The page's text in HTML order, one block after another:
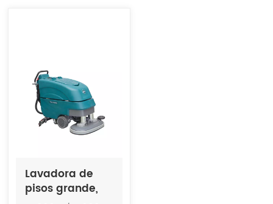
Indonesia
中文
Lavadora de
pisos grande,